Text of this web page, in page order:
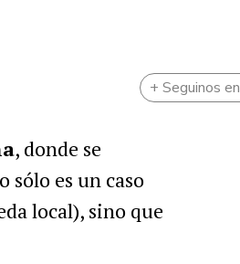
+ Seguinos en
, donde se
sólo es un caso
local), sino que